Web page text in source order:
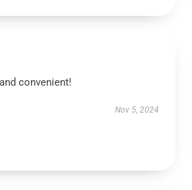
convenient!
Nov 5, 2024